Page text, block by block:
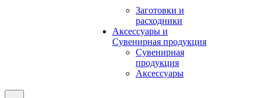
Заготовки и
расходники
Аксессуары и
Сувенирная продукция
Сувенирная
продукция
Аксессуары